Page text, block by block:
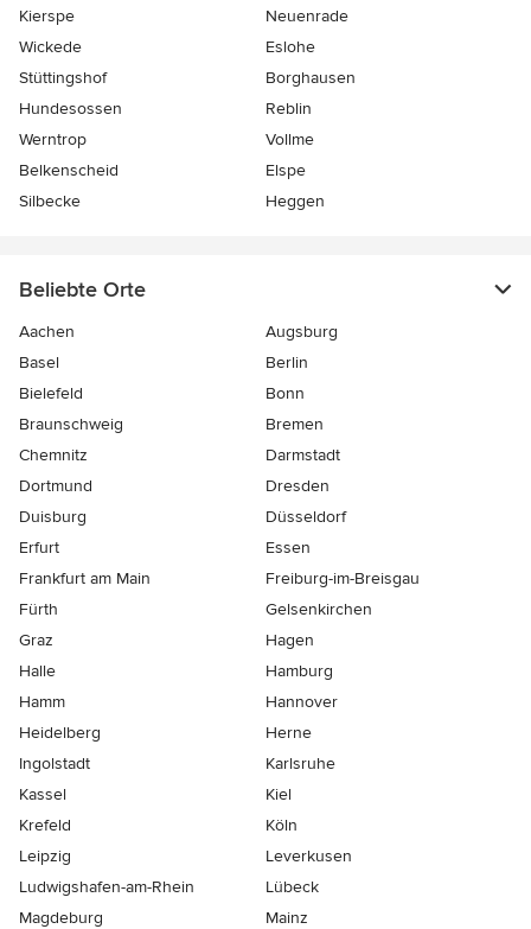
Kierspe
Neuenrade
Wickede
Eslohe
Stüttingshof
Borghausen
Hundesossen
Reblin
Werntrop
Vollme
Belkenscheid
Elspe
Silbecke
Heggen
Beliebte Orte
Aachen
Augsburg
Basel
Berlin
Bielefeld
Bonn
Braunschweig
Bremen
Chemnitz
Darmstadt
Dortmund
Dresden
Duisburg
Düsseldorf
Erfurt
Essen
Frankfurt am Main
Freiburg-im-Breisgau
Fürth
Gelsenkirchen
Graz
Hagen
Halle
Hamburg
Hamm
Hannover
Heidelberg
Herne
Ingolstadt
Karlsruhe
Kassel
Kiel
Krefeld
Köln
Leipzig
Leverkusen
Ludwigshafen-am-Rhein
Lübeck
Magdeburg
Mainz